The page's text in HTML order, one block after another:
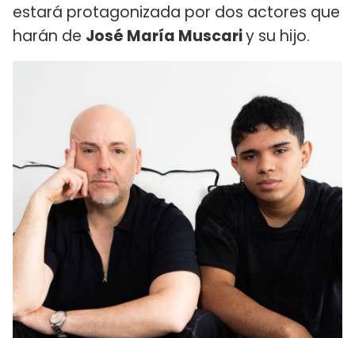
estará protagonizada por dos actores que
harán de José María Muscariy su hijo.